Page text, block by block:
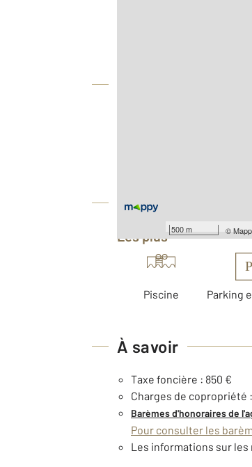
500 m ©
Équipements
Les plus
Piscine
P
Parking
À savoir
Taxe foncière : 850 €
Charges de copropriété
Barèmes d'honoraires de
Pour consulter les
Les informations sur